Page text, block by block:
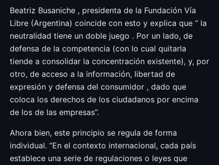
Beatriz Busaniche , presidenta de la Fundación Vía
Libre (Argentina) coincide con esto y explica que “ la
neutralidad tiene un doble juego . Por un lado, de
defensa de la competencia (con lo cual quitarla
tiende a consolidar la concentración existente), y, por
otro, de acceso a la información, libertad de
expresión y defensa del consumidor , dado que
coloca los derechos de los ciudadanos por encima
de los de las empresas”.
Ahora bien, este principio se regula de forma
individual. “En el contexto internacional, cada país
establece una serie de regulaciones o leyes que